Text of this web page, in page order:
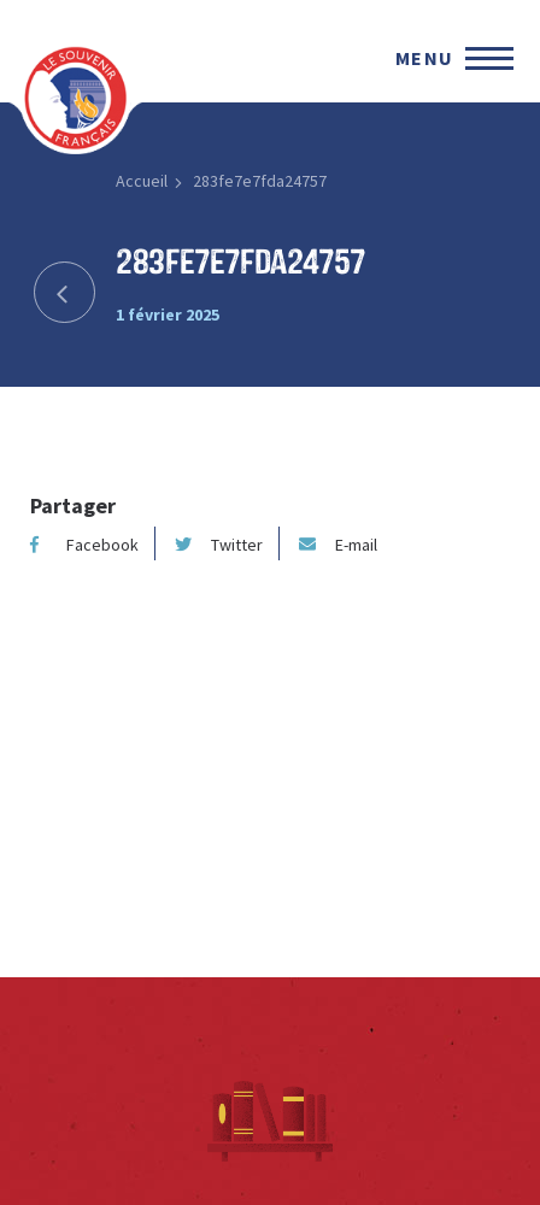
MENU
Accueil 283fe7e7fda24757
283fe7e7fda24757
1 février 2025
Partager
Facebook Twitter E-mail